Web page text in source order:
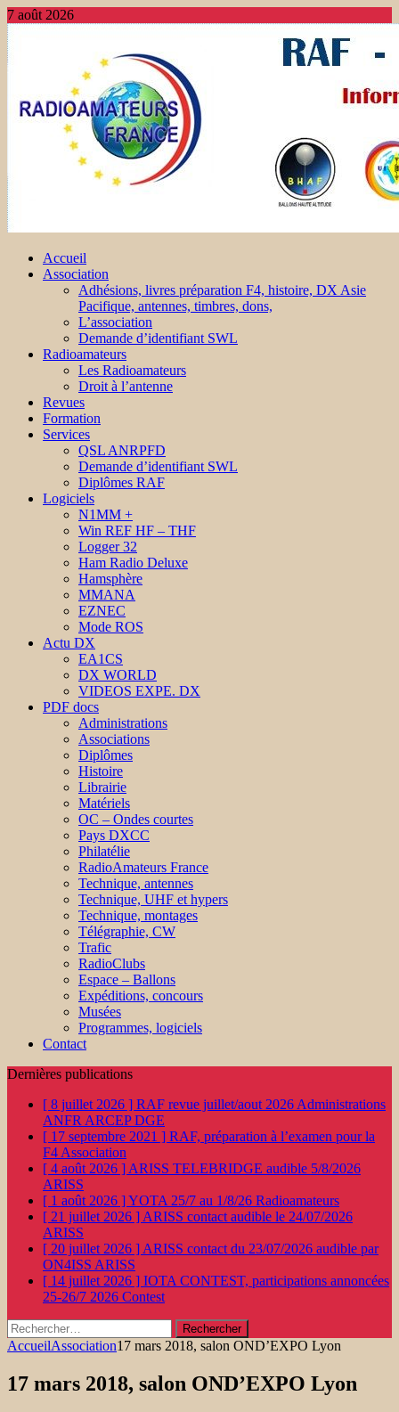
7 août 2026
Accueil
Association
Adhésions, livres préparation F4, histoire, DX Asie
Pacifique, antennes, timbres, dons,
L’association
Demande d’identifiant SWL
Radioamateurs
Les Radioamateurs
Droit à l’antenne
Revues
Formation
Services
QSL ANRPFD
Demande d’identifiant SWL
Diplômes RAF
Logiciels
N1MM +
Win REF HF – THF
Logger 32
Ham Radio Deluxe
Hamsphère
MMANA
EZNEC
Mode ROS
Actu DX
EA1CS
DX WORLD
VIDEOS EXPE. DX
PDF docs
Administrations
Associations
Diplômes
Histoire
Librairie
Matériels
OC – Ondes courtes
Pays DXCC
Philatélie
RadioAmateurs France
Technique, antennes
Technique, UHF et hypers
Technique, montages
Télégraphie, CW
Trafic
RadioClubs
Espace – Ballons
Expéditions, concours
Musées
Programmes, logiciels
Contact
Dernières publications
[ 8 juillet 2026 ] RAF revue juillet/aout 2026 Administrations
ANFR ARCEP DGE
[ 17 septembre 2021 ] RAF, préparation à l’examen pour la
F4 Association
[ 4 août 2026 ] ARISS TELEBRIDGE audible 5/8/2026
ARISS
[ 1 août 2026 ]YOTA 25/7 au 1/8/26 Radioamateurs
[ 21 juillet 2026 ] ARISS contact audible le 24/07/2026
ARISS
[ 20 juillet 2026 ] ARISS contact du 23/07/2026 audible par
ON4ISS ARISS
[ 14 juillet 2026 ] IOTA CONTEST, participations annoncées
25-26/7 2026 Contest
Rechercher :
AccueilAssociation17 mars 2018, salon OND’EXPO Lyon
17 mars 2018, salon OND’EXPO Lyon